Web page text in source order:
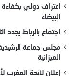
اعتراف دولي بكفاءة
البيضاء
اجتماع بالرباط يجدد
مجلس جماعة
الميزانية
إعلان لائحة المغرب